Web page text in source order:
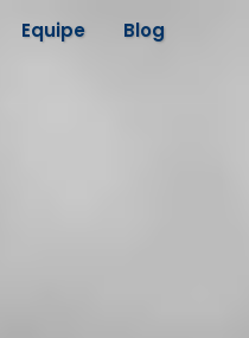
Equipe Blog